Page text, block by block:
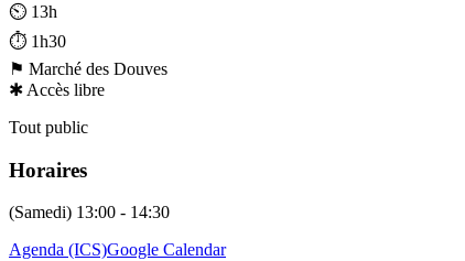
⏲︎ 13h
⏱︎ 1h30
⚑ Marché des Douves
✱ Accès libre
Tout public
Horaires
(Samedi) 13:00 - 14:30
Agenda (ICS)Google Calendar